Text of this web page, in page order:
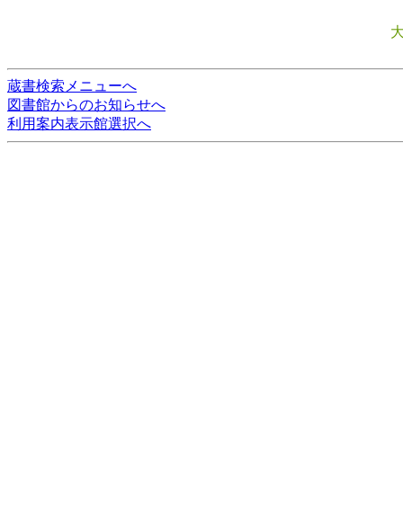
蔵書検索メニューへ
図書館からのお知らせへ
利用案内表示館選択へ